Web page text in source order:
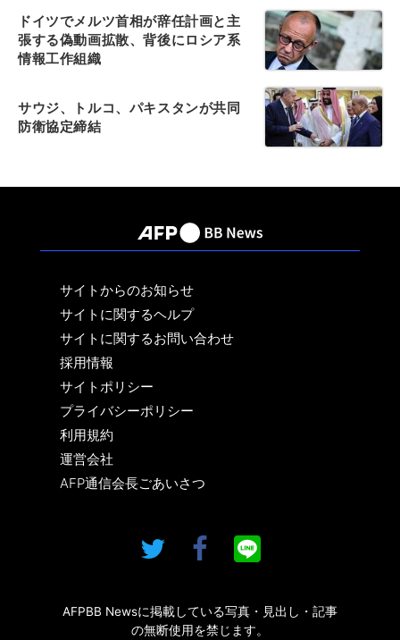
ドイツでメルツ首相が辞任計画と主
張する偽動画拡散、背後にロシア系
情報工作組織
サウジ、トルコ、パキスタンが共同
防衛協定締結
サイトからのお知らせ
サイトに関するヘルプ
サイトに関するお問い合わせ
採用情報
サイトポリシー
プライバシーポリシー
利用規約
運営会社
AFP通信会長ごあいさつ
AFPBB Newsに掲載している写真・見出し・記事
の無断使用を禁じます。